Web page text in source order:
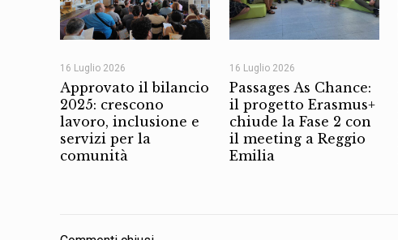
16 Luglio 2026
Approvato il bilancio
2025: crescono
lavoro, inclusione e
servizi per la
comunità
16 Luglio 2026
Passages As Chance:
il progetto Erasmus+
chiude la Fase 2 con
il meeting a Reggio
Emilia